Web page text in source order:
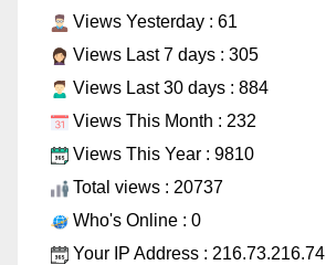
Views Yesterday : 61
Views Last 7 days : 305
Views Last 30 days : 884
Views This Month : 232
Views This Year : 9810
Total views : 20737
Who's Online : 0
Your IP Address : 216.73.216.74